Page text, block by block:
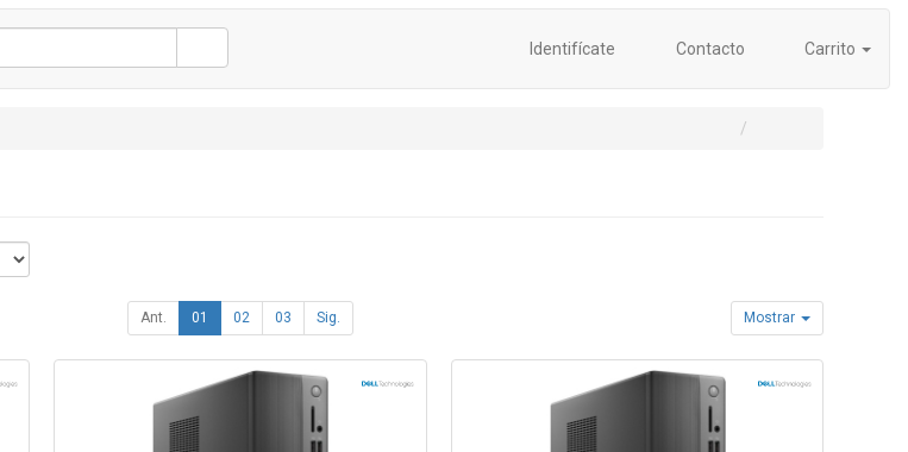
Identifícate Contacto Carrito
Ant. 01 02 03 Sig. Mostrar